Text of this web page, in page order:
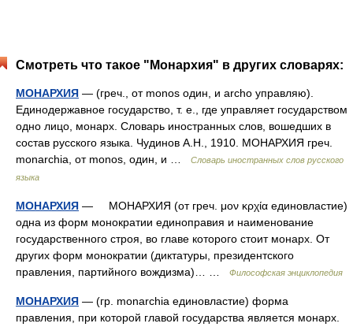
Смотреть что такое "Монархия" в других словарях:
МОНАРХИЯ — (греч., от monos один, и archo управляю).
Единодержавное государство, т. е., где управляет государством
одно лицо, монарх. Словарь иностранных слов, вошедших в
состав русского языка. Чудинов А.Н., 1910. МОНАРХИЯ греч.
monarchia, от monos, один, и …
Словарь иностранных слов русского
языка
МОНАРХИЯ — МОНАРХИЯ (от греч. μον κρχία единовластие)
одна из форм монократии единоправия и наименование
государственного строя, во главе которого стоит монарх. От
других форм монократии (диктатуры, президентского
правления, партийного вождизма)… …
Философская энциклопедия
МОНАРХИЯ — (гр. monarchia единовластие) форма
правления, при которой главой государства является монарх.